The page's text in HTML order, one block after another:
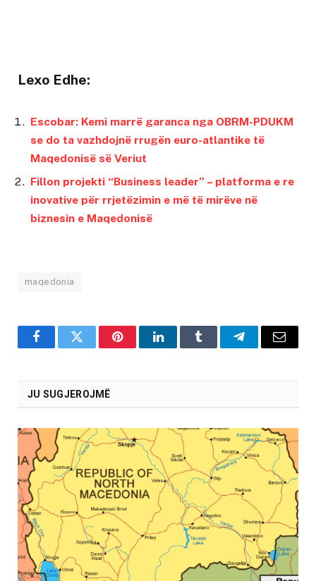
Lexo Edhe:
Escobar: Kemi marrë garanca nga OBRM-PDUKM
se do ta vazhdojnë rrugën euro-atlantike të
Maqedonisë së Veriut
Fillon projekti “Business leader” – platforma e re
inovative për rrjetëzimin e më të mirëve në
biznesin e Maqedonisë
maqedonia
FacebookTwitter PinterestLinkedInTumblr TelegramEmail
JU SUGJEROJMË